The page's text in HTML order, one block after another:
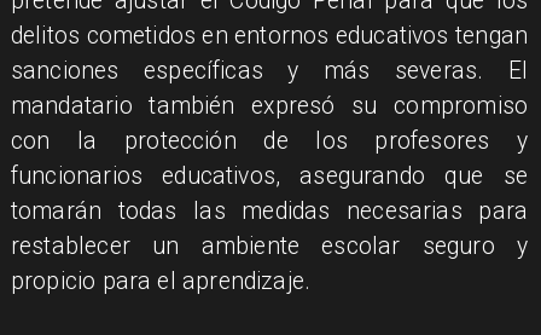
delitos cometidos en entornos educativos tengan
sanciones específicas y más severas. El
mandatario también expresó su compromiso
con la protección de los profesores y
funcionarios educativos, asegurando que se
tomarán todas las medidas necesarias para
restablecer un ambiente escolar seguro y
propicio para el aprendizaje.